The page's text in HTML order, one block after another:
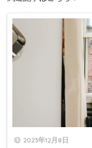
2023年12月8日